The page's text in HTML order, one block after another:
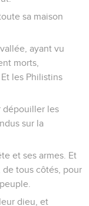
sa maison
ayant vu
morts,
les Philistins
dépouiller les
sur la
et ses armes. Et
de tous côtés, pour
dieu, et